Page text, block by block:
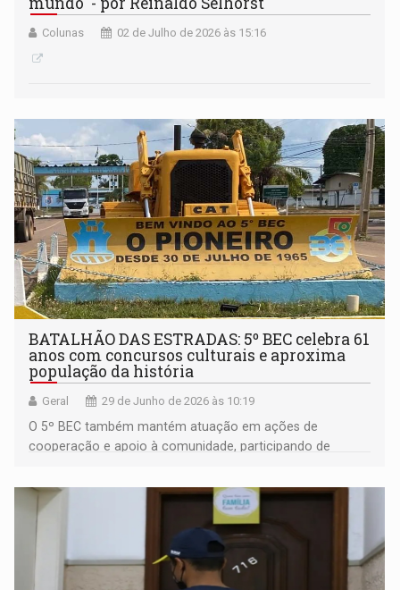
Colunas 02 de Julho de 2026 às 15:16
BATALHÃO DAS ESTRADAS: 5º BEC celebra 61
anos com concursos culturais e aproxima
população da história
Geral 29 de Junho de 2026 às 10:19
O 5º BEC também mantém atuação em ações de
cooperação e apoio à comunidade, participando de
institucionais